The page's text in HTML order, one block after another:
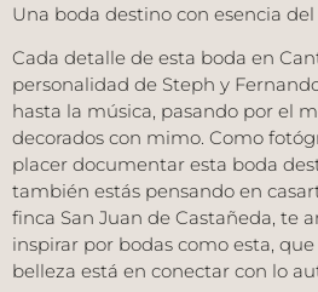
Una boda destino con esencia
Cada detalle de esta boda en
personalidad de Steph y
hasta la música, pasando por el
decorados con mimo. Como
placer documentar esta boda
también estás pensando en
finca San Juan de Castañeda, te
inspirar por bodas como esta,
belleza está en conectar con lo